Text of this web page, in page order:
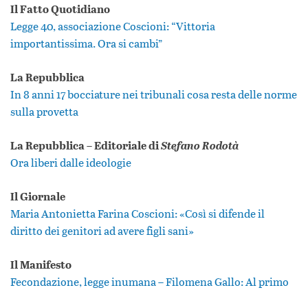
Il Fatto Quotidiano
Legge 40, associazione Coscioni: “Vittoria
importantissima. Ora si cambi”
La Repubblica
In 8 anni 17 bocciature nei tribunali cosa resta delle norme
sulla provetta
La Repubblica – Editoriale diStefano Rodotà
Ora liberi dalle ideologie
Il Giornale
Maria Antonietta Farina Coscioni: «Così si difende il
diritto dei genitori ad avere figli sani»
Il Manifesto
Fecondazione, legge inumana – Filomena Gallo: Al primo